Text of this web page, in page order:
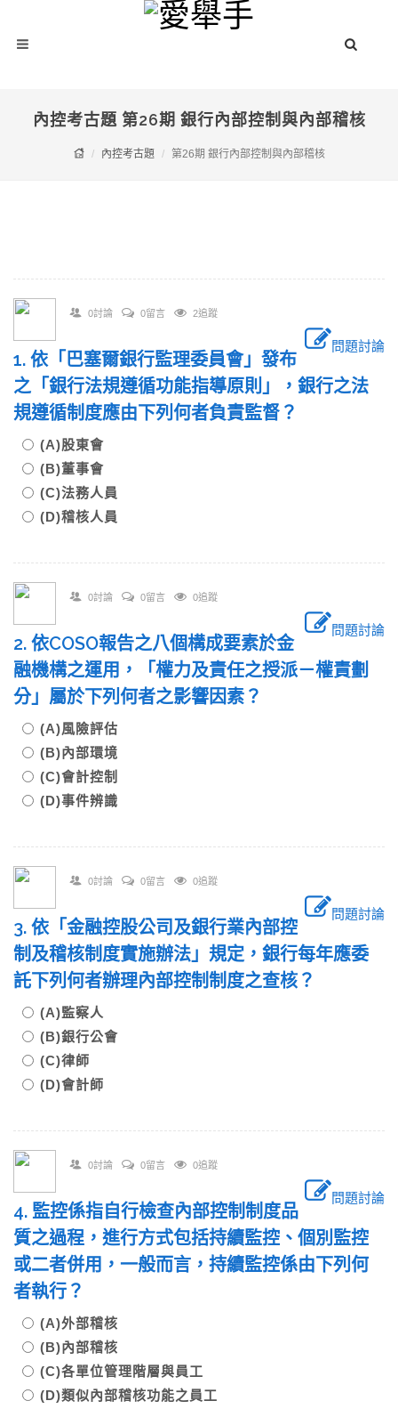
內控考古題 第26期 銀行內部控制與內部稽核
內控考古題 第26期 銀行內部控制與內部稽核
0討論 0留言 2追蹤
問題討論
1. 依「巴塞爾銀行監理委員會」發布
之「銀行法規遵循功能指導原則」，銀行之法
規遵循制度應由下列何者負責監督？
(A)股東會
(B)董事會
(C)法務人員
(D)稽核人員
0討論 0留言 0追蹤
問題討論
2. 依COSO報告之八個構成要素於金
融機構之運用，「權力及責任之授派－權責劃
分」屬於下列何者之影響因素？
(A)風險評估
(B)內部環境
(C)會計控制
(D)事件辨識
0討論 0留言 0追蹤
問題討論
3. 依「金融控股公司及銀行業內部控
制及稽核制度實施辦法」規定，銀行每年應委
託下列何者辦理內部控制制度之查核？
(A)監察人
(B)銀行公會
(C)律師
(D)會計師
0討論 0留言 0追蹤
問題討論
4. 監控係指自行檢查內部控制制度品
質之過程，進行方式包括持續監控、個別監控
或二者併用，一般而言，持續監控係由下列何
者執行？
(A)外部稽核
(B)內部稽核
(C)各單位管理階層與員工
(D)類似內部稽核功能之員工